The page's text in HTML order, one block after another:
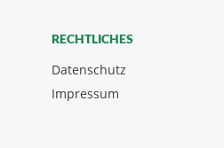
RECHTLICHES
Datenschutz
Impressum